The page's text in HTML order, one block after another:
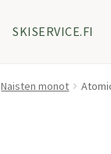
SKISERVICE.FI
Naisten monot